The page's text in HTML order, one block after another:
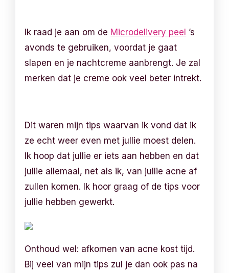
Ik raad je aan om de Microdelivery peel ’s
avonds te gebruiken, voordat je gaat
slapen en je nachtcreme aanbrengt. Je zal
merken dat je creme ook veel beter intrekt.
Dit waren mijn tips waarvan ik vond dat ik
ze echt weer even met jullie moest delen.
Ik hoop dat jullie er iets aan hebben en dat
jullie allemaal, net als ik, van jullie acne af
zullen komen. Ik hoor graag of de tips voor
jullie hebben gewerkt.
Onthoud wel: afkomen van acne kost tijd.
Bij veel van mijn tips zul je dan ook pas na